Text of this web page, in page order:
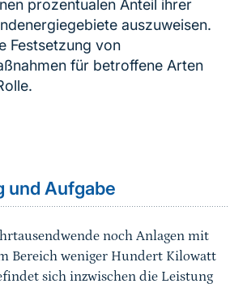
prozentualen Anteil ihrer
auszuweisen.
Festsetzung von
für betroffene Arten
und Aufgabe
noch Anlagen mit
Bereich weniger Hundert Kilowatt
sich inzwischen die Leistung